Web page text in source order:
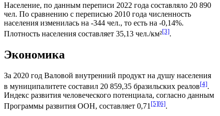
Население, по данным переписи 2022 года составляло 20 890
чел. По сравнению с переписью 2010 года численность
населения изменилась на -344 чел., то есть на -0,14%.
Плотность населения составляет 35,13 чел./км²[3].
Экономика
За 2020 год Валовой внутренний продукт на душу населения
в муниципалитете составил 20 859,35 бразильских реалов[4].
Индекс развития человеческого потенциала, согласно данным
Программы развития ООН, составляет 0,71[5][6].